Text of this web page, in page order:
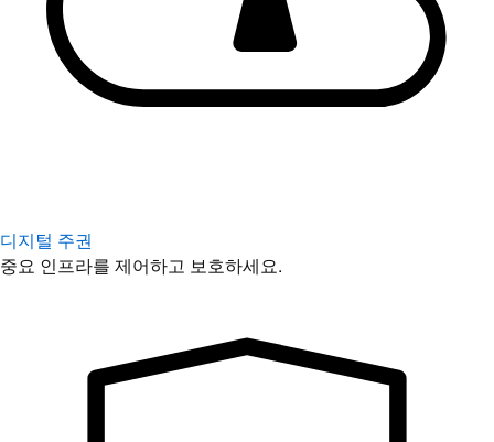
디지털 주권
중요 인프라를 제어하고 보호하세요.